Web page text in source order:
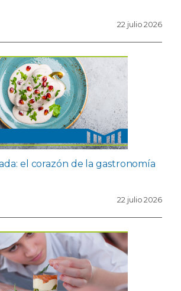
22 julio 2026
el corazón de la gastronomía
22 julio 2026